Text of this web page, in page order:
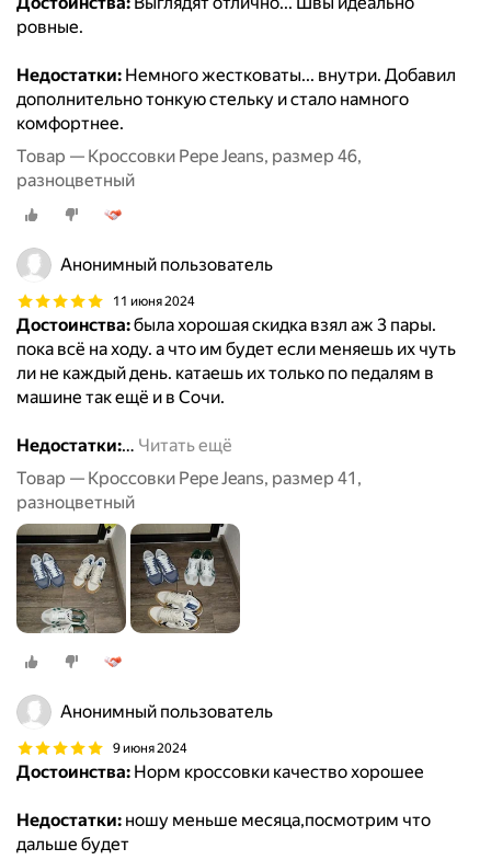
ровные.
Недостатки: Немного жестковаты... внутри. Добавил
дополнительно тонкую стельку и стало намного
комфортнее.
Товар — Кроссовки Pepe Jeans, размер 46,
разноцветный
Анонимный пользователь
11 июня 2024
Достоинства:была хорошая скидка взял аж 3 пары.
пока всё на ходу. а что им будет если меняешь их чуть
ли не каждый день. катаешь их только по педалям в
машине так ещё и в Сочи.
Недостатки:… Читать ещё
Товар — Кроссовки Pepe Jeans, размер 41,
разноцветный
Анонимный пользователь
9 июня 2024
Достоинства: Норм кроссовки качество хорошее
Недостатки: ношу меньше месяца,посмотрим что
дальше будет